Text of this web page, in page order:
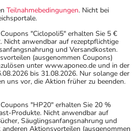
Teilnahmebedingungen. Nicht bei
"Ciclopoli5" erhalten Sie 5 €
Nicht anwendbar auf rezeptpflichtige
und Versandkosten.
(ausgenommen Coupons)
unter www.aponeo.de und in der
bis 31.08.2026. Nur solange der
uns vor, die Aktion früher zu beenden.
"HP20" erhalten Sie 20 %
Produkte. Nicht anwendbar auf
Säuglingsanfangsnahrung und
Aktionsvorteilen (ausgenommen